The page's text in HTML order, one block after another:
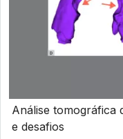
Análise tomográfica
e desafios